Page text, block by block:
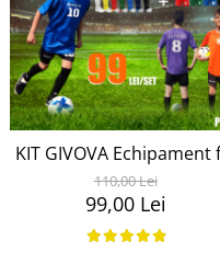
KIT GIVOVA
110,00 Lei
99,00 Lei